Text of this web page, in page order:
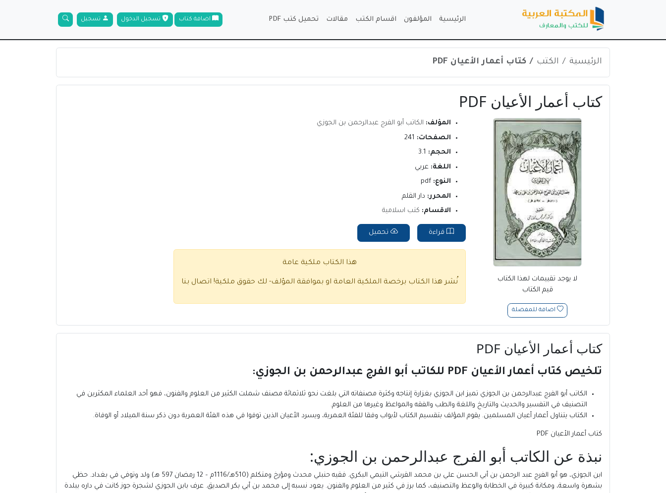
الرئيسية المؤلفون اقسام الكتب مقالات تحميل كتب PDF
الرئيسية الكتب كتاب أعمار الأعيان PDF
كتاب أعمار الأعيان PDF
لا يوجد تقييمات لهذا الكتاب
قيم الكتاب
اضافة للمفضلة
المؤلف: الكاتب أبو الفرج عبدالرحمن بن الجوزي
الصفحات:
الحجم:
اللغة: عربي
النوع: pdf
المحرر: دار القلم
الاقسام: كتب اسلامية
قراءة تحميل
هذا الكتاب ملكية عامة
نُشر هذا الكتاب برخصة الملكية العامة او بموافقة المؤلف- لك حقوق ملكية! اتصال بنا
كتاب أعمار الأعيان PDF
تلخيص كتاب أعمار الأعيان PDF للكاتب أبو الفرج عبدالرحمن بن الجوزي:
الكاتب أبو الفرج عبدالرحمن بن الجوزي تميز ابن الجوزي بغزارة إنتاجه وكثرة مصنفاته التي بلغت نحو ثلاثمائة مصنف شملت الكثير من العلوم والفنون، فهو أحد العلماء المكثرين في
التصنيف في التفسير والحديث والتاريخ واللغة والطب والفقه والمواعظ وغيرها من العلوم.
الكتاب يتناول أعمار أعيان المسلمين. يقوم المؤلف بتقسيم الكتاب لأبواب وفقا للفئة العمرية، ويسرد الأعيان الذين توفوا في هذه الفئة العمرية دون ذكر سنة الميلاد أو الوفاة.
كتاب أعمار الأعيان PDF
نبذة عن الكاتب أبو الفرج عبدالرحمن بن الجوزي:
ابن الجوزي، هو أبو الفرج عبد الرحمن بن أبي الحسن علي بن محمد القرشي التيمي البكري. فقيه حنبلي محدث ومؤرخ ومتكلم (510هـ/1116م – 12 رمضان 597 هـ) ولد وتوفي في بغداد. حظي
بشهرة واسعة، ومكانة كبيرة في الخطابة والوعظ والتصنيف، كما برز في كثير من العلوم والفنون. يعود نسبه إلى محمد بن أبي بكر الصديق. عرف بابن الجوزي لشجرة جوز كانت في داره ببلدة